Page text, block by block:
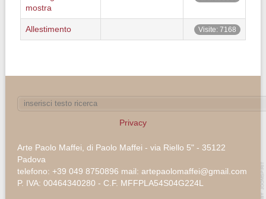
mostra
Allestimento Visite: 7168
Privacy
Arte Paolo Maffei, di Paolo Maffei - via Riello 5" - 35122
Padova
telefono: +39 049 8750896 mail: artepaolomaffei@gmail.com
P. IVA: 00464340280 - C.F. MFFPLA54S04G224L